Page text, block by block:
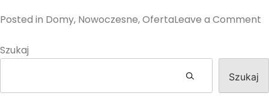
Posted in Domy, Nowoczesne,OfertaLeave a Comment
Szukaj
Szukaj